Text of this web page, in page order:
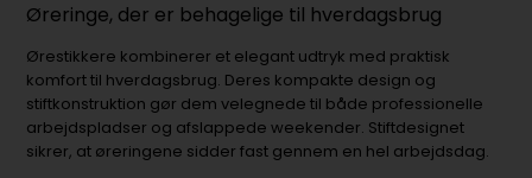
Øreringe, der er behagelige til hverdagsbrug
Ørestikkere kombinerer et elegant udtryk med praktisk
komfort til hverdagsbrug. Deres kompakte design og
stiftkonstruktion gør dem velegnede til både professionelle
arbejdspladser og afslappede weekender. Stiftdesignet
sikrer, at øreringene sidder fast gennem en hel arbejdsdag.